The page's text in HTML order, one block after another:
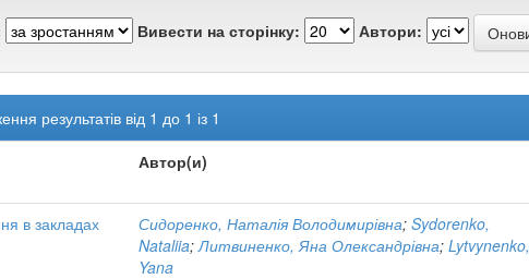
Вивести на сторінку: Автори:
результатів від 1 до 1 із 1
Автор(и)
в закладах
Сидоренко, Наталія Володимирівна; Sydorenko,
Nataliia;Литвиненко, Яна Олександрівна; Lytvynenko,
Yana